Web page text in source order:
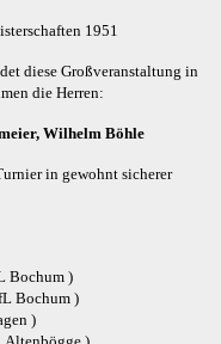
1951
diese Großveranstaltung in
die Herren:
Wilhelm Böhle
in gewohnt sicherer
Bochum )
Bochum )
)